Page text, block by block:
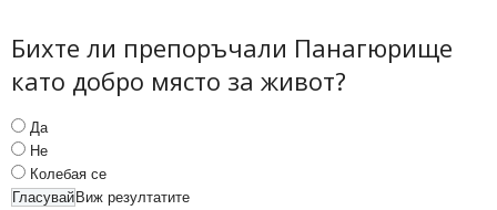
Бихте ли препоръчали Панагюрище
като добро място за живот?
Да
Не
Колебая се
Виж резултатите